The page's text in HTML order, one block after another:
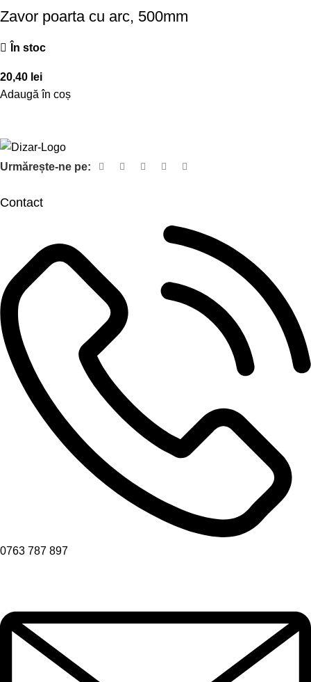
Zavor poarta cu arc, 500mm
În stoc
20,40 lei
Adaugă în coș
Urmărește-ne pe:
Contact
0763 787 897